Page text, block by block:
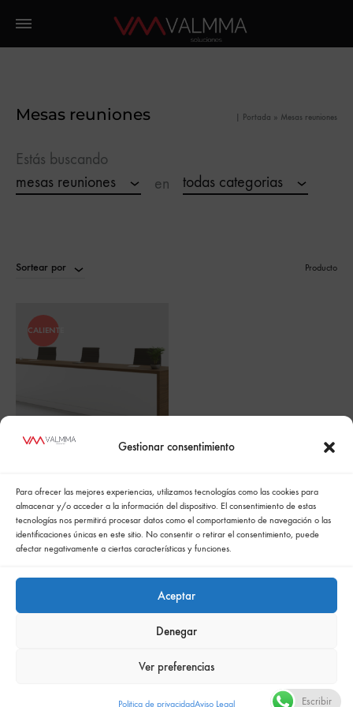
Gestionar consentimiento
Para ofrecer las mejores experiencias, utilizamos tecnologías como las cookies para
almacenar y/o acceder a la información del dispositivo. El consentimiento de estas
tecnologías nos permitirá procesar datos como el comportamiento de navegación o las
identificaciones únicas en este sitio. No consentir o retirar el consentimiento, puede
afectar negativamente a ciertas características y funciones.
Aceptar
Denegar
Ver preferencias
Politica de privacidadAviso Legal
Mesas reuniones | Portada » Mesas reuniones
Estás buscando
mesas reuniones
en todas categorias
Sortear por Producto
CALIENTE
PANNEL
Politica de confidencialidad
Comunicación de la política de responsabilidad social empresarial
Escribir